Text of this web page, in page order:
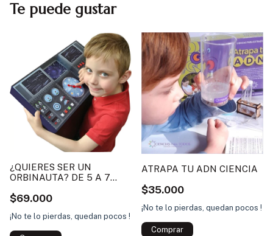
Te puede gustar
¿QUIERES SER UN
ORBINAUTA? DE 5 A 7
$69.000
¡No te lo pierdas, quedan pocos !
ATRAPA TU ADN CIENCIA
$35.000
¡No te lo pierdas, quedan pocos !